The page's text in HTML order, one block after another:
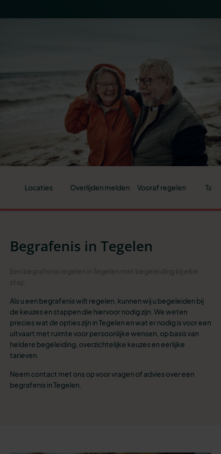
Locaties Overlijden melden Vooraf regelen
Begrafenis in Tegelen
Als u een begrafenis wilt regelen, kunnen wij u begeleiden bij
de keuzes en stappen die hiervoor nodig zijn. We weten
precies wat de opties zijn in Tegelen en wat er nodig is voor een
uitvaart met ruimte voor persoonlijke wensen, op basis van
heldere begeleiding, overzichtelijke keuzes en eerlijke
tarieven.
Neem contact met ons op voor vragen of advies over een
begrafenis in Tegelen.